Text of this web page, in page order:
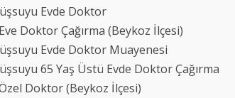
Evde Doktor
Doktor Çağırma (Beykoz İlçesi)
Evde Doktor Muayenesi
65 Yaş Üstü Evde Doktor Çağırma
Doktor (Beykoz İlçesi)